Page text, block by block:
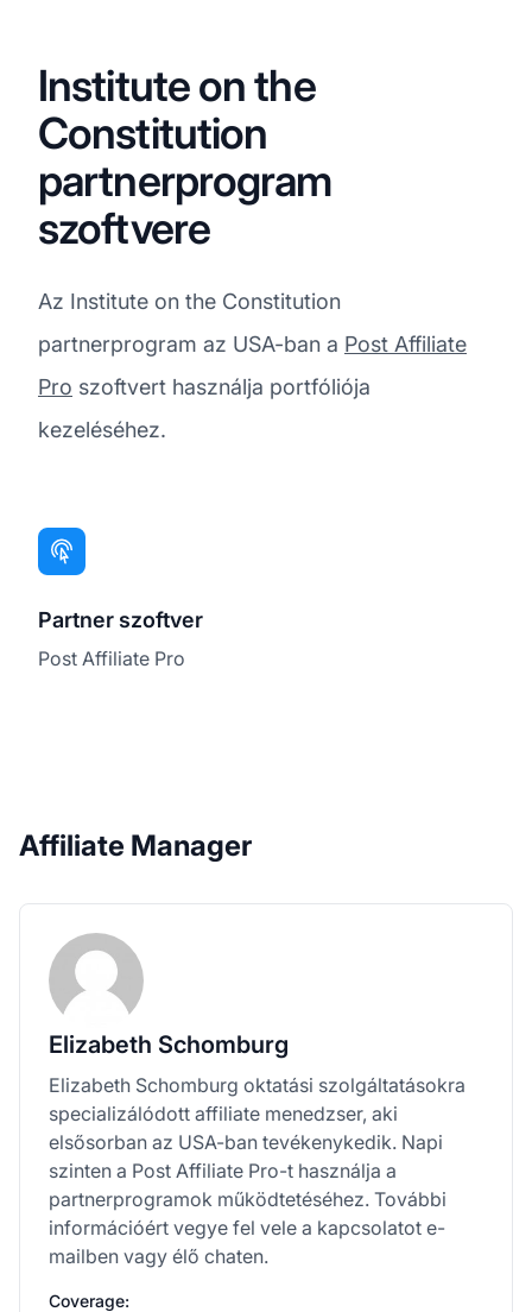
Institute on the
Constitution
partnerprogram
szoftvere
Az Institute on the Constitution
partnerprogram az USA-ban a Post Affiliate
Pro szoftvert használja portfóliója
kezeléséhez.
Partner szoftver
Post Affiliate Pro
Affiliate Manager
Elizabeth Schomburg
Elizabeth Schomburg oktatási szolgáltatásokra
specializálódott affiliate menedzser, aki
elsősorban az USA-ban tevékenykedik. Napi
szinten a Post Affiliate Pro-t használja a
partnerprogramok működtetéséhez. További
információért vegye fel vele a kapcsolatot e-
mailben vagy élő chaten.
Coverage: